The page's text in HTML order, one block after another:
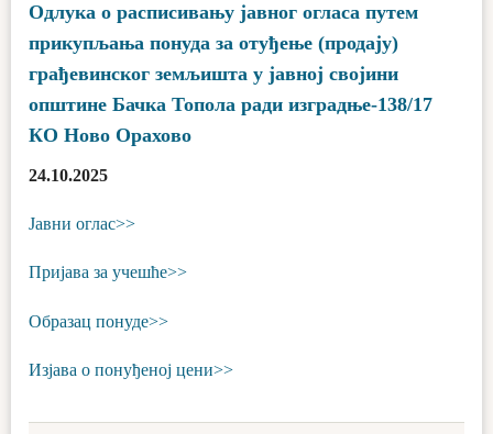
Одлука о расписивању јавног огласа путем
прикупљања понуда за отуђење (продају)
грађевинског земљишта у јавној својини
општине Бачка Топола ради изградње-138/17
КО Ново Орахово
24.10.2025
Јавни оглас>>
Пријава за учешће>>
Образац понуде>>
Изјава о понуђеној цени>>